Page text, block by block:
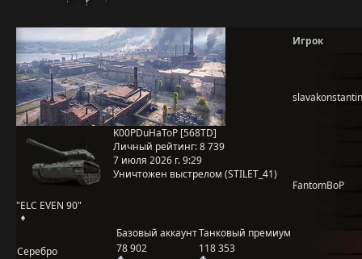
"ELC EVEN 90"
K00PDuHaToP [568TD]
Личный рейтинг:8 739
7 июля 2026 г. 9:29
Уничтожен выстрелом (STILET_41)
Базовый аккаунтТанковый премиум
Серебро
78 902 118 353
Игрок
FantomBoP